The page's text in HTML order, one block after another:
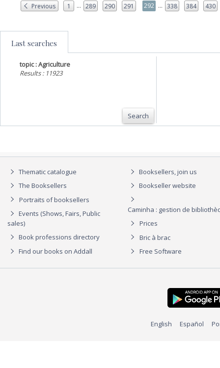
Previous 1 ... 289 290 291 292 ... 338 384 430
Last searches
topic : Agriculture
Results : 11923
Search
Thematic catalogue
The Booksellers
Portraits of booksellers
Events (Shows, Fairs, Public
sales)
Book professions directory
Find our books on Addall
Booksellers, join us
Bookseller website
Caminha : gestion de
Prices
Bric à brac
Free Software
English Español